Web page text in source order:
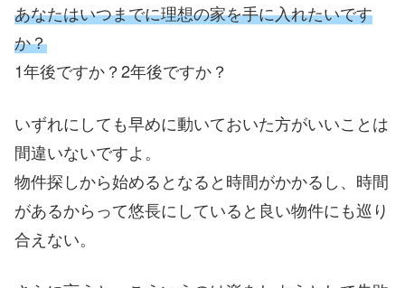
あなたはいつまでに理想の家を手に入れたいです
か？
1年後ですか？2年後ですか？
いずれにしても早めに動いておいた方がいいことは
間違いないですよ。
物件探しから始めるとなると時間がかかるし、時間
があるからって悠長にしていると良い物件にも巡り
合えない。